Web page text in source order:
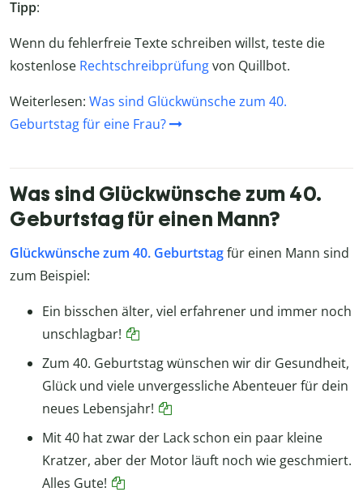
Tipp:
Wenn du fehlerfreie Texte schreiben willst, teste die
kostenlose Rechtschreibprüfungvon Quillbot.
Weiterlesen: Was sind Glückwünsche zum 40.
Geburtstag für eine Frau?
Was sind Glückwünsche zum 40.
Geburtstag für einen Mann?
Glückwünsche zum 40. Geburtstagfür einen Mann sind
zum Beispiel:
Ein bisschen älter, viel erfahrener und immer noch
unschlagbar!
Zum 40. Geburtstag wünschen wir dir Gesundheit,
Glück und viele unvergessliche Abenteuer für dein
neues Lebensjahr!
Mit 40 hat zwar der Lack schon ein paar kleine
Kratzer, aber der Motor läuft noch wie geschmiert.
Alles Gute!